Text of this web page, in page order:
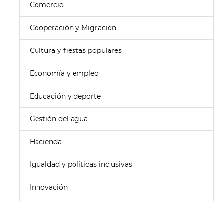
Comercio
Cooperación y Migración
Cultura y fiestas populares
Economía y empleo
Educación y deporte
Gestión del agua
Hacienda
Igualdad y políticas inclusivas
Innovación